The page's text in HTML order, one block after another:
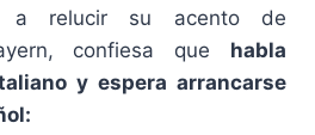
a relucir su acento de
confiesa que habla
y espera arrancarse